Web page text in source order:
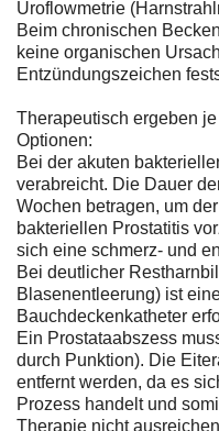
Uroflowmetrie
Beim chronischen
keine organischen
Entzündungszeichen
Therapeutisch ergeben
Optionen:
Bei der akuten
verabreicht. Die Dauer
Wochen betragen, um
bakteriellen Prostatitis
sich eine schmerz- und
Bei deutlicher
Blasenentleerung) ist
Bauchdeckenkatheter
Ein Prostataabszess
durch Punktion). Die
entfernt werden, da es
Prozess handelt und
Therapie nicht